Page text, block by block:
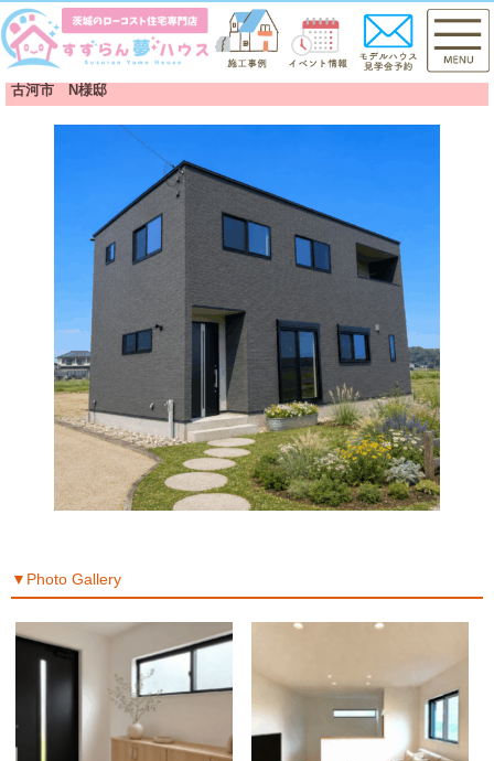
古河市 N様邸
▼Photo Gallery